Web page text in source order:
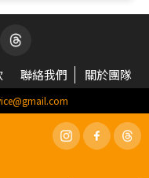
聯絡我們 關於團隊